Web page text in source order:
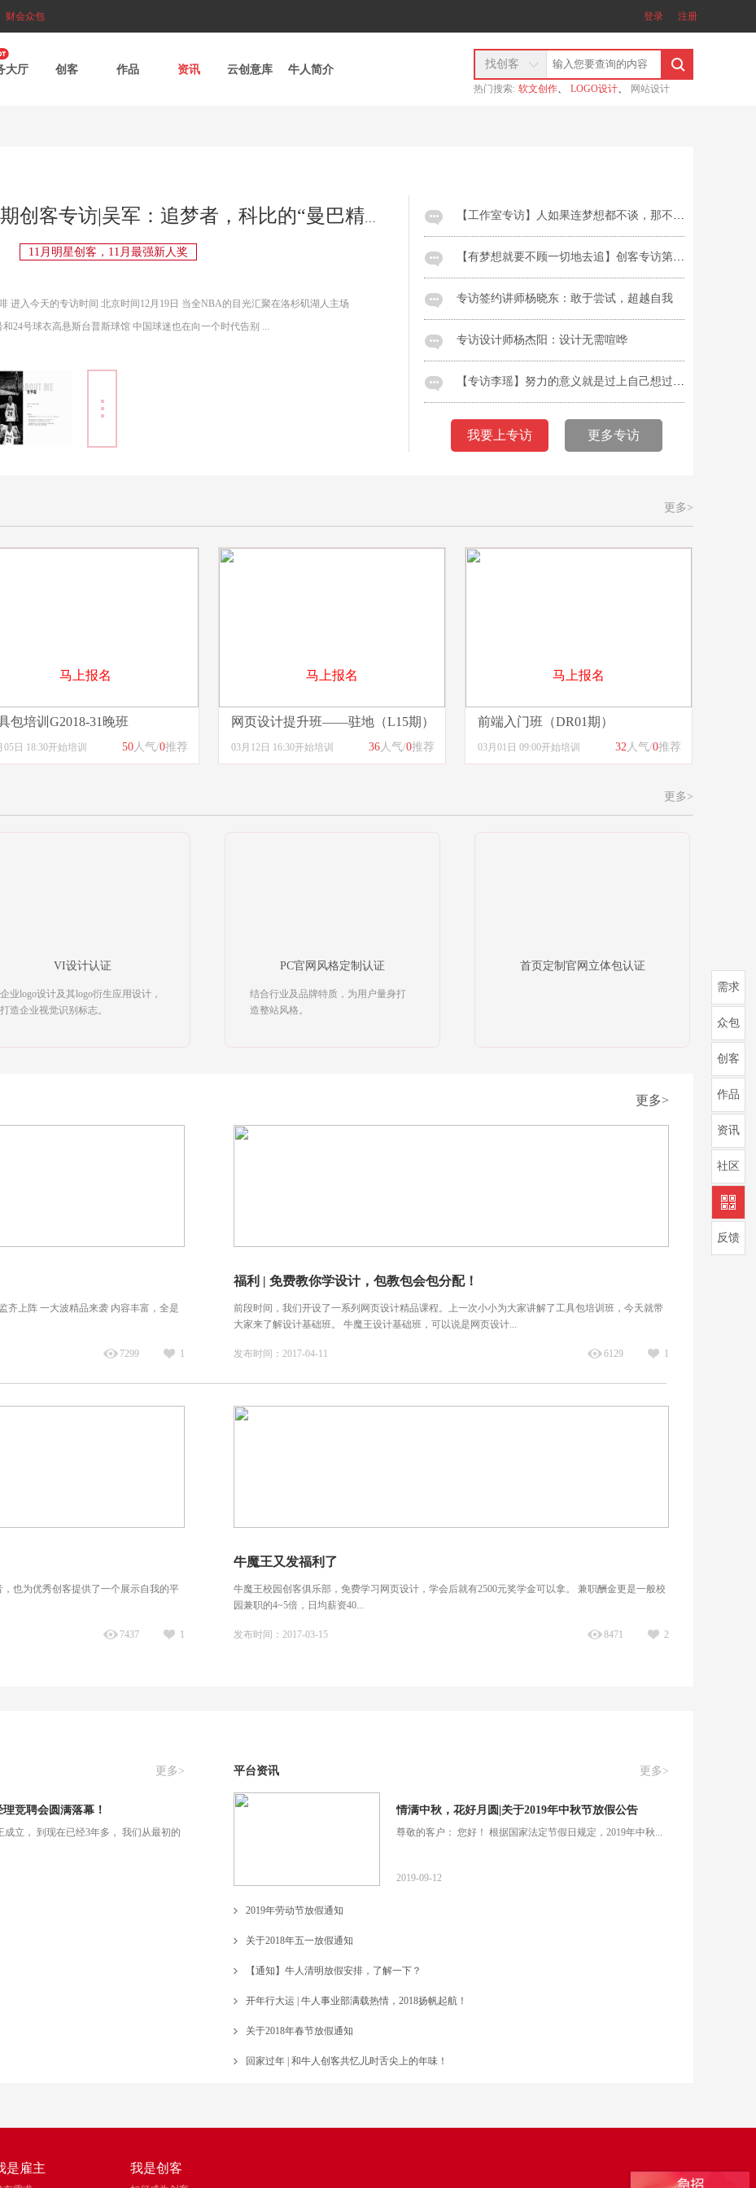
财会众包 注册
登录
大厅 创客 作品 资讯 云创意库 牛人简介 找创客
热门搜索: 软文创作、 LOGO设计、 网站设计
第14期创客专访|吴军：追梦者，科比的“曼巴精神”永不退役
11月明星创客，11月最强新人奖
进入今天的专访时间 北京时间12月19日 当全NBA的目光汇聚在洛杉矶湖人主场
和24号球衣高悬斯台普斯球馆 中国球迷也在向一个时代告别 ...
【工作室专访】人如果连梦想都不谈，那不过是条死咸鱼而已
【有梦想就要不顾一切地去追】创客专访第39期：董霖
专访签约讲师杨晓东：敢于尝试，超越自我
专访设计师杨杰阳：设计无需喧哗
【专访李瑶】努力的意义就是过上自己想过的生活
我要上专访 更多专访
更多>
马上报名
包培训G2018-31晚班
05日 18:30开始培训 50人气/0推荐
马上报名
网页设计提升班——驻地（L15期）
03月12日 16:30开始培训 36人气/0推荐
马上报名
前端入门班（DR01期）
03月01日 09:00开始培训 32人气/0推荐
更多>
VI设计认证
企业logo设计及其logo衍生应用设计，
打造企业视觉识别标志。
PC官网风格定制认证
结合行业及品牌特质，为用户量身打
造整站风格。
首页定制官网立体包认证
更多>
齐上阵 一大波精品来袭 内容丰富，全是
1
7299
福利 | 免费教你学设计，包教包会包分配！
前段时间，我们开设了一系列网页设计精品课程。上一次小小为大家讲解了工具包培训班，今天就带
大家来了解设计基础班。 牛魔王设计基础班，可以说是网页设计...
发布时间：2017-04-11 1
6129
也为优秀创客提供了一个展示自我的平
1
7437
牛魔王又发福利了
牛魔王校园创客俱乐部，免费学习网页设计，学会后就有2500元奖学金可以拿。 兼职酬金更是一般校
园兼职的4~5倍，日均薪资40...
发布时间：2017-03-15 2
8471
更多>
竞聘会圆满落幕！
成立， 到现在已经3年多， 我们从最初的
平台资讯 更多>
情满中秋，花好月圆|关于2019年中秋节放假公告
尊敬的客户： 您好！ 根据国家法定节假日规定，2019年中秋...
2019-09-12
2019年劳动节放假通知
关于2018年五一放假通知
【通知】牛人清明放假安排，了解一下？
开年行大运 | 牛人事业部满载热情，2018扬帆起航！
关于2018年春节放假通知
回家过年 | 和牛人创客共忆儿时舌尖上的年味！
是雇主 我是创客
需求
众包
创客
作品
资讯
社区
反馈